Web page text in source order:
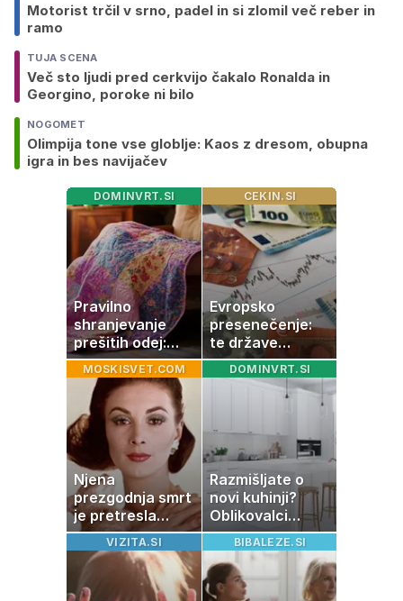
Motorist trčil v srno, padel in si zlomil več reber in
ramo
TUJA SCENA
Več sto ljudi pred cerkvijo čakalo Ronalda in
Georgino, poroke ni bilo
NOGOMET
Olimpija tone vse globlje: Kaos z dresom, obupna
igra in bes navijačev
DOMINVRT.SI
Pravilno
shranjevanje
prešitih odej:
Kako ohraniti
družinsko
dediščino
CEKIN.SI
Evropsko
presenečenje:
te države
rastejo hitreje
od Nemčije,
nekatere celo
MOSKISVET.COM
Njena
prezgodnja smrt
je pretresla
modni svet: za
slavo se je
skrivala
tragedija
DOMINVRT.SI
Razmišljate o
novi kuhinji?
Oblikovalci
opozarjajo, da te
barve izgubljajo
priljubljenost
VIZITA.SI BIBALEZE.SI